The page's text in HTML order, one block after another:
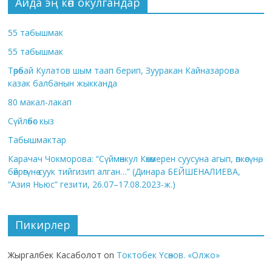
55 табышмак
55 табышмак
Төрөбай Кулатов шым таап берип, Зууракан Кайназарова
казак балбанын жыкканда
80 макал-лакап
Сүйлөбөс кыз
Табышмактар
Карачач Чокморова: “Сүймөнкул Көкөмерен суусуна агып, өпкөсүнө,
бөйрөгүнө суук тийгизип алган…” (Динара БЕЙШЕНАЛИЕВА,
“Азия Ньюс” гезити, 26.07–17.08.2023-ж.)
Пикирлер
Жыргалбек Касаболот on Токтобек Үсөнов. «Олжо»